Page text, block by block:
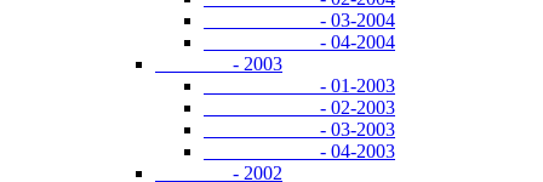
- 03-2004
- 04-2004
- 2003
- 01-2003
- 02-2003
- 03-2003
- 04-2003
- 2002